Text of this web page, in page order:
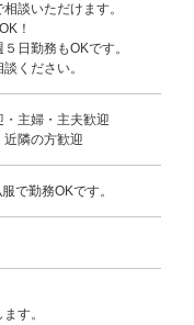
談いただけます。
！
日勤務もOKです。
ください。
主婦・主夫歓迎
隣の方歓迎
で勤務OKです。
す。